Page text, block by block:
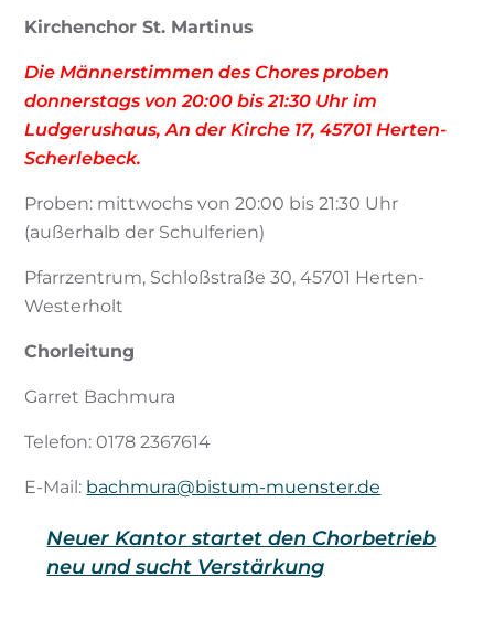
Kirchenchor St. Martinus
Die Männerstimmen des Chores proben
donnerstags von 20:00 bis 21:30 Uhr im
Ludgerushaus, An der Kirche 17, 45701 Herten-
Scherlebeck.
Proben: mittwochs von 20:00 bis 21:30 Uhr
(außerhalb der Schulferien)
Pfarrzentrum, Schloßstraße 30, 45701 Herten-
Westerholt
Chorleitung
Garret Bachmura
Telefon: 0178 2367614
E-Mail: bachmura@bistum-muenster.de
Neuer Kantor startet den Chorbetrieb
neu und sucht Verstärkung